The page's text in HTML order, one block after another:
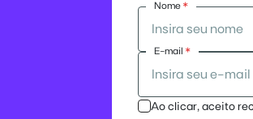
Nome *
E-mail *
Ao clicar, aceito